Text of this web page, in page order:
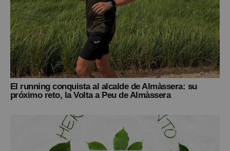
El running conquista al alcalde de Almàssera: su
próximo reto, la Volta a Peu de Almàssera